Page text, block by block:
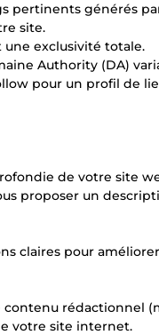
pertinents générés
site.
une exclusivité totale.
Authority (DA)
pour un profil de
de votre site
proposer un
claires pour
rédactionnel
votre site internet.